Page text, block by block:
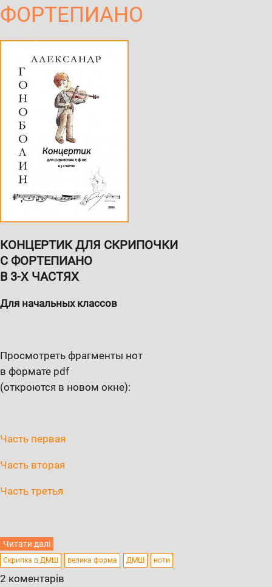
ФОРТЕПИАНО
КОНЦЕРТИК ДЛЯ СКРИПОЧКИ
С ФОРТЕПИАНО
В 3-Х ЧАСТЯХ
Для начальных классов
Просмотреть фрагменты нот
в формате pdf
(откроются в новом окне):
Часть первая
Часть вторая
Часть третья
Читати далі
Скрипка в ДМШ велика форма ДМШ ноти
2 коментарів